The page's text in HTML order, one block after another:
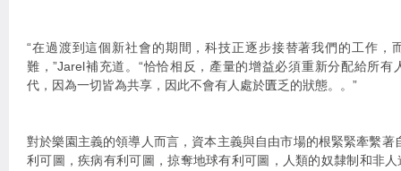
“在過渡到這個新社會的期間，科技正逐步接替著我們的工作，
難，”Jarel補充道。“恰恰相反，產量的增益必須重新分配給所有
代，因為一切皆為共享，因此不會有人處於匱乏的狀態。。”
對於樂園主義的領導人而言，資本主義與自由市場的根緊緊牽繫著
利可圖，疾病有利可圖，掠奪地球有利可圖，人類的奴隸制和非